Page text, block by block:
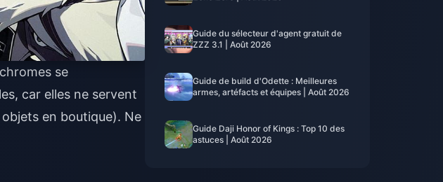
se
car elles ne servent
en boutique). Ne
Guide du sélecteur d'agent gratuit de
ZZZ 3.1 | Août 2026
Guide de build d'Odette : Meilleures
armes, artéfacts et équipes | Août 2026
Guide Daji Honor of Kings : Top 10 des
astuces | Août 2026